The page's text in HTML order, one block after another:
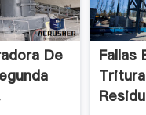
De
Fallas